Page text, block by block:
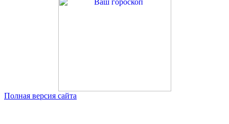
Полная версия сайта